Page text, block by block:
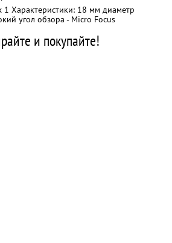
Характеристики: 18 мм диаметр
угол обзора - Micro Focus
и покупайте!